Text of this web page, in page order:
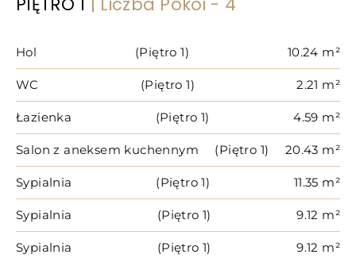
Hol (Piętro 1) 10.24 m²
WC (Piętro 1) 2.21 m²
Łazienka (Piętro 1) 4.59 m²
Salon z aneksem kuchennym (Piętro 1) 20.43 m²
Sypialnia (Piętro 1) 11.35 m²
Sypialnia (Piętro 1) 9.12 m²
Sypialnia (Piętro 1) 9.12 m²